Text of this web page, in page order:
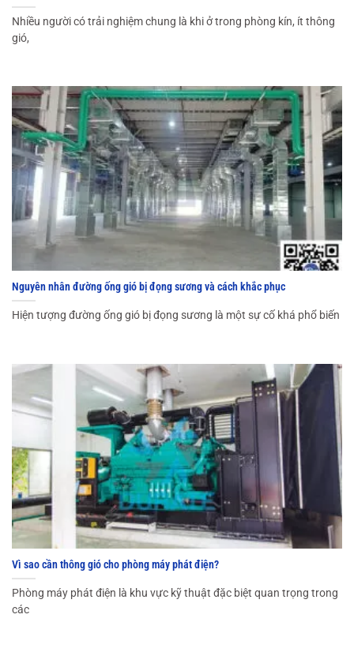
Nhiều người có trải nghiệm chung là khi ở trong phòng kín, ít thông
gió,
Nguyên nhân đường ống gió bị đọng sương và cách khắc phục
Hiện tượng đường ống gió bị đọng sương là một sự cố khá phổ biến
Vì sao cần thông gió cho phòng máy phát điện?
Phòng máy phát điện là khu vực kỹ thuật đặc biệt quan trọng trong
các